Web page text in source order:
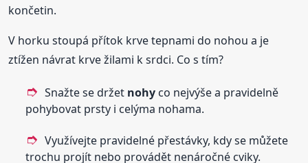
končetin.
V horku stoupá přítok krve tepnami do nohou a je
ztížen návrat krve žilami k srdci. Co s tím?
Snažte se držet nohy co nejvýše a pravidelně
pohybovat prsty i celýma nohama.
Využívejte pravidelné přestávky, kdy se můžete
trochu projít nebo provádět nenáročné cviky.